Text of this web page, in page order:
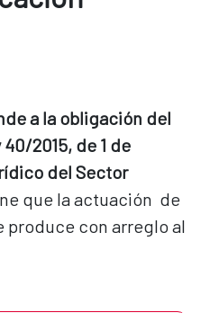
a la obligación del
2015, de 1 de
del Sector
que la actuación  de
produce con arreglo al